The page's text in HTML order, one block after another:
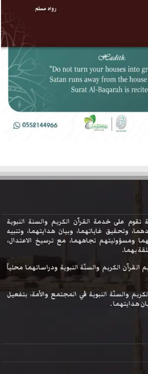
على خدمة القرآن الكريم والسنة النبوية
وتحقيق غاياتهما، وبيان هدايتهما، وتنبيه
ومسؤوليتهم تجاههما، مع ترسيخ الاعتدال،
بهما.
القرآن الكريم والسنّة النبوية ودراساتهما محلياً
والسنّة النبوية في المجتمع والأمة، بتفعيل
هدايتهما .